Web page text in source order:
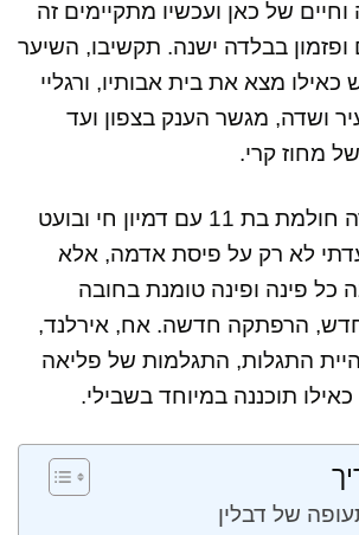
וחיים של כאן ועכשיו מתקיימים זה
בבלדה ישנה. תקשיבו, השיער
כאילו מצא את בית אבותיו, ורגליי
ושדה, מגשר הענק בצפון ועד
מחוז קרי.
וכך, הנה אני, ילדה חולמת בת 11 עם דמיון חי ובועט
לא רק על פיסת אדמה, אלא
פינה ופינה טומנת בחובה
הרפתקה חדשה. אח, אירלנד,
היית התגלות, התגלמות של פליאה
תוכננה במיוחד בשבילי.
של דבלין